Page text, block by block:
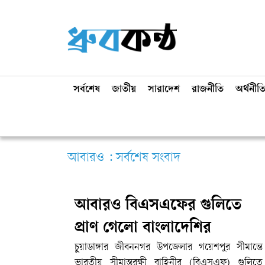
সর্বশেষ জাতীয় সারাদেশ রাজনীতি অর্থনীতি
আবারও : সর্বশেষ সংবাদ
আবারও বিএসএফের গুলিতে
প্রাণ গেলো বাংলাদেশির
চুয়াডাঙ্গার জীবননগর উপজেলার গয়েশপুর সীমান্তে